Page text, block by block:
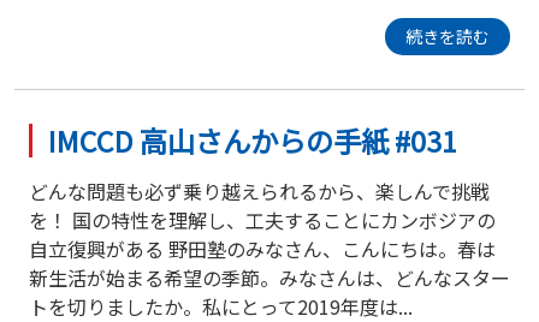
続きを読む
IMCCD 高山さんからの手紙 #031
どんな問題も必ず乗り越えられるから、楽しんで挑戦
を！ 国の特性を理解し、工夫することにカンボジアの
自立復興がある 野田塾のみなさん、こんにちは。春は
新生活が始まる希望の季節。みなさんは、どんなスター
トを切りましたか。私にとって2019年度は...